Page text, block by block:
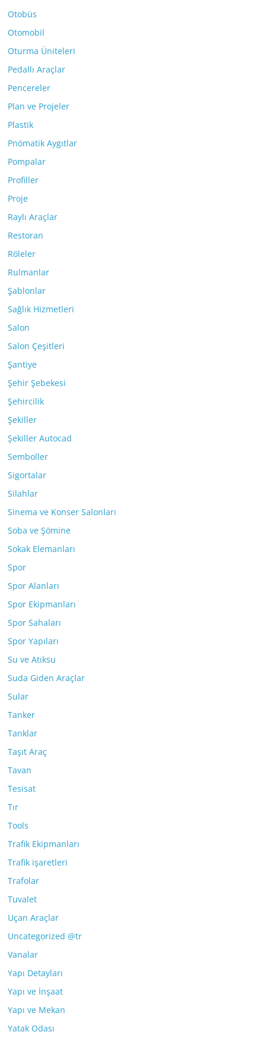
Otobüs
Otomobil
Oturma Üniteleri
Pedallı Araçlar
Pencereler
Plan ve Projeler
Plastik
Pnömatik Aygıtlar
Pompalar
Profiller
Proje
Raylı Araçlar
Restoran
Röleler
Rulmanlar
Şablonlar
Sağlık Hizmetleri
Salon
Salon Çeşitleri
Şantiye
Şehir Şebekesi
Şehircilik
Şekiller
Şekiller Autocad
Semboller
Sigortalar
Silahlar
Sinema ve Konser Salonları
Soba ve Şömine
Sokak Elemanları
Spor
Spor Alanları
Spor Ekipmanları
Spor Sahaları
Spor Yapıları
Su ve Atıksu
Suda Giden Araçlar
Sular
Tanker
Tanklar
Taşıt Araç
Tavan
Tesisat
Tır
Tools
Trafik Ekipmanları
Trafik işaretleri
Trafolar
Tuvalet
Uçan Araçlar
Uncategorized @tr
Vanalar
Yapı Detayları
Yapı ve İnşaat
Yapı ve Mekan
Yatak Odası